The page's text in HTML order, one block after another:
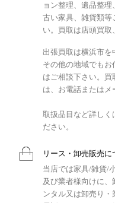
ョン整理、遺品整
古い家具、雑貨類等
い。買取は店頭買取
出張買取は横浜市
その他の地域でも
はご相談下さい。
は、お電話またはメ
取扱品目など詳しく
ださい。
リース・卸売販売に
当店では家具/雑貨/
及び業者様向けに
ンタル又は卸売り